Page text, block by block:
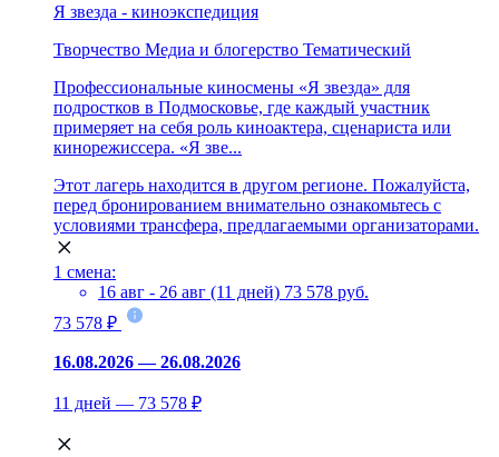
Я звезда - киноэкспедиция
Творчество Медиа и блогерство Тематический
Профессиональные киносмены «Я звезда» для
подростков в Подмосковье, где каждый участник
примеряет на себя роль киноактера, сценариста или
кинорежиссера. «Я зве...
Этот лагерь находится в другом регионе. Пожалуйста,
перед бронированием внимательно ознакомьтесь с
условиями трансфера, предлагаемыми организаторами.
1 смена:
16 авг - 26 авг (11 дней) 73 578 руб.
73 578 ₽
16.08.2026 — 26.08.2026
11 дней — 73 578 ₽